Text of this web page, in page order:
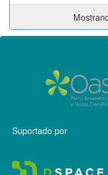
Suportado por